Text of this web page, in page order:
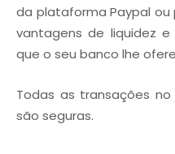
da plataforma Paypal ou
vantagens de liquidez
que o seu banco lhe
Todas as transações
são seguras.